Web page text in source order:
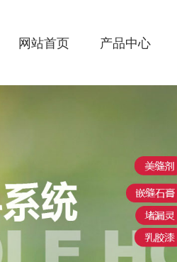
网站首页 产品中心